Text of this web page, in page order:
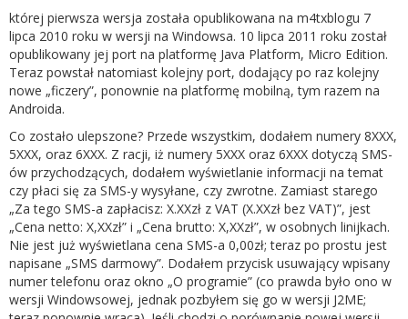
której pierwsza wersja została opublikowana na m4txblogu 7
lipca 2010 roku w wersji na Windowsa. 10 lipca 2011 roku został
opublikowany jej port na platformę Java Platform, Micro Edition.
Teraz powstał natomiast kolejny port, dodający po raz kolejny
nowe „ficzery”, ponownie na platformę mobilną, tym razem na
Androida.
Co zostało ulepszone? Przede wszystkim, dodałem numery 8XXX,
5XXX, oraz 6XXX. Z racji, iż numery 5XXX oraz 6XXX dotyczą SMS-
ów przychodzących, dodałem wyświetlanie informacji na temat
czy płaci się za SMS-y wysyłane, czy zwrotne. Zamiast starego
„Za tego SMS-a zapłacisz: X.XXzł z VAT (X.XXzł bez VAT)”, jest
„Cena netto: X,XXzł” i „Cena brutto: X,XXzł”, w osobnych linijkach.
Nie jest już wyświetlana cena SMS-a 0,00zł; teraz po prostu jest
napisane „SMS darmowy”. Dodałem przycisk usuwający wpisany
numer telefonu oraz okno „O programie” (co prawda było ono w
wersji Windowsowej, jednak pozbyłem się go w wersji J2ME;